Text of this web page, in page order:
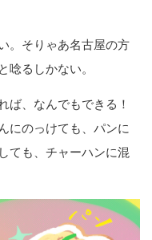
。そりゃあ名古屋の方
唸るしかない。
ば、なんでもできる！
にのっけても、パンに
ても、チャーハンに混